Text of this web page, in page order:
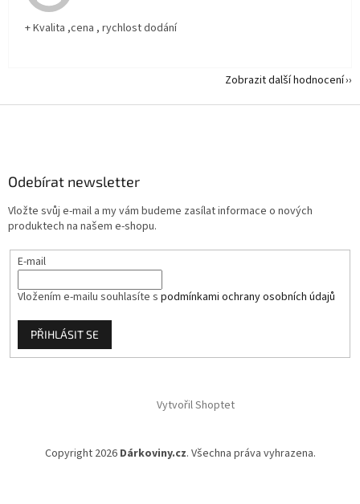
+ Kvalita ,cena , rychlost dodání
Zobrazit další hodnocení
Odebírat newsletter
Vložte svůj e-mail a my vám budeme zasílat informace o nových
produktech na našem e-shopu.
E-mail
Vložením e-mailu souhlasíte s podmínkami ochrany osobních údajů
PŘIHLÁSIT SE
Vytvořil Shoptet
Copyright 2026 Dárkoviny.cz. Všechna práva vyhrazena.